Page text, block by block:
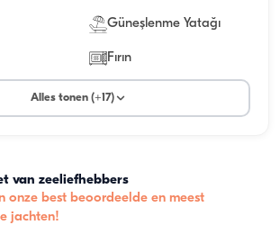
Güneşlenme Yatağı
Fırın
Alles tonen (+17)
van zeeliefhebbers
onze best beoordeelde en meest
jachten!